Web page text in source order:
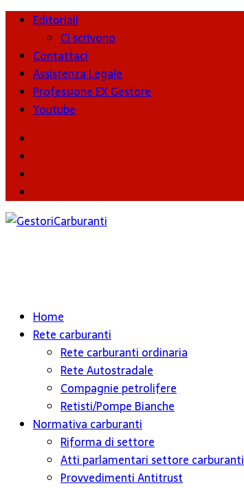
Editoriali
Ci scrivono
Contattaci
Assistenza Legale
Professione EX Gestore
Youtube
Home
Rete carburanti
Rete carburanti ordinaria
Rete Autostradale
Compagnie petrolifere
Retisti/Pompe Bianche
Normativa carburanti
Riforma di settore
Atti parlamentari settore carburanti
Provvedimenti Antitrust